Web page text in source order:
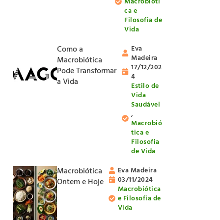
ca e
Filosofia de
Vida
Como a
Macrobiótica
Pode Transformar
a Vida
Eva
Madeira
17/12/202
4
Estilo de
Vida
Saudável
,
Macrobió
tica e
Filosofia
de Vida
Macrobiótica
Ontem e Hoje
Eva Madeira
03/11/2024
Macrobiótica
e Filosofia de
Vida